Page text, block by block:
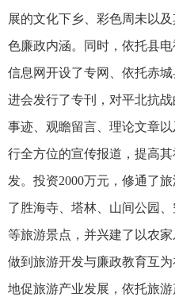
展的文化下乡、彩色周未以
色廉政内涵。同时，依托县
信息网开设了专网、依托赤
进会发行了专刊，对平北抗
事迹、观瞻留言、理论文章
行全方位的宣传报道，提高
发。投资2000万元，修通了
了胜海寺、塔林、山间公园
等旅游景点，并兴建了以农
做到旅游开发与廉政教育互
地促旅游产业发展，依托旅